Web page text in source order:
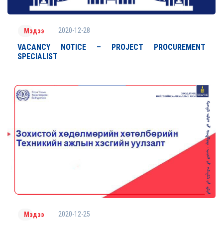
Мэдээ 2020-12-28
VACANCY NOTICE – PROJECT PROCUREMENT
SPECIALIST
Мэдээ 2020-12-25